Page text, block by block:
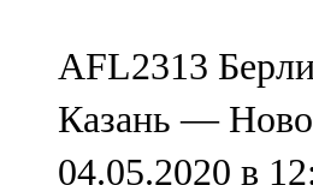
Түбән Кама
102,6 FM
AFL2313
Казань —
04.05.2020 в